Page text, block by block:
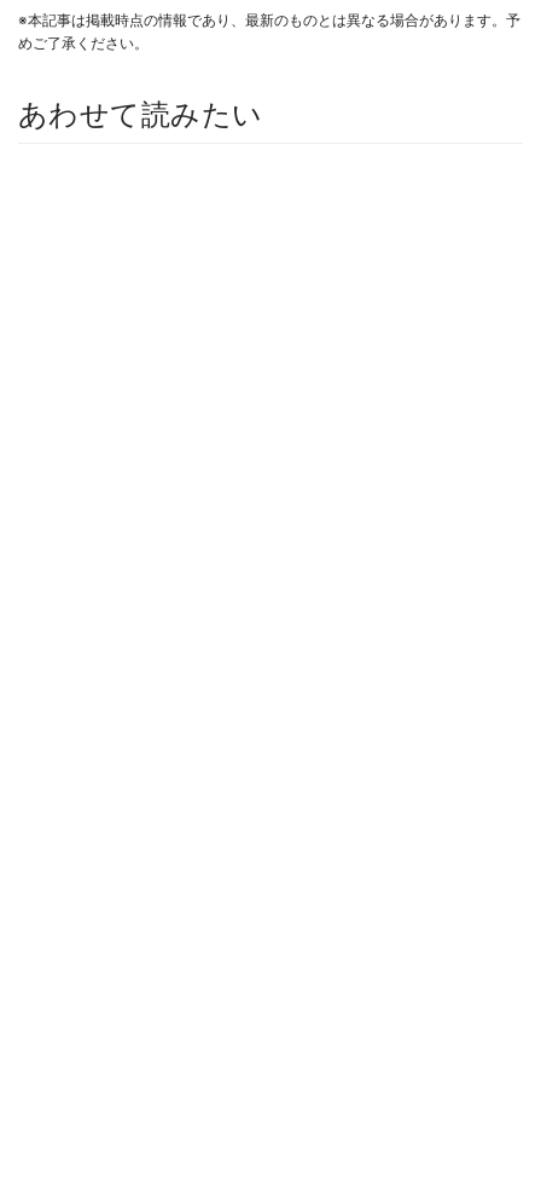
※本記事は掲載時点の情報であり、最新のものとは異なる場合があります。予
めご了承ください。
あわせて読みたい